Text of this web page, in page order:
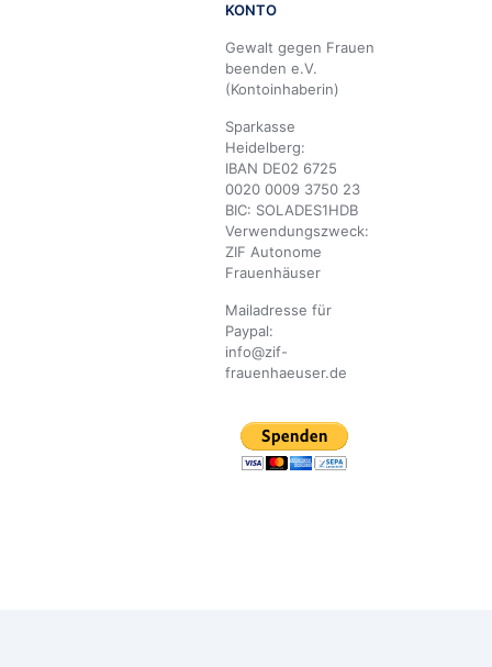
KONTO
Gewalt gegen Frauen
beenden e.V.
(Kontoinhaberin)
Sparkasse
Heidelberg:
IBAN DE02 6725
0020 0009 3750 23
BIC: SOLADES1HDB
Verwendungszweck:
ZIF Autonome
Frauenhäuser
Mailadresse für
Paypal:
info@zif-
frauenhaeuser.de